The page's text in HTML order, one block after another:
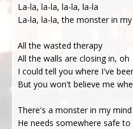
La-la, la-la, la-la, la-la
La-la, la-la, the monster in
All the wasted therapy
All the walls are closing in, oh
I could tell you where I've
But you won't believe me
There's a monster in my mind
He needs somewhere safe